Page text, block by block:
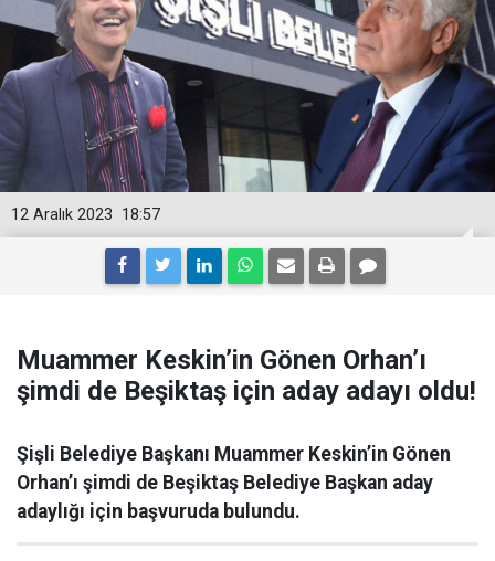
18:57
12 Aralık 2023
Muammer Keskin’in Gönen Orhan’ı
şimdi de Beşiktaş için aday adayı oldu!
Şişli Belediye Başkanı Muammer Keskin’in Gönen
Orhan’ı şimdi de Beşiktaş Belediye Başkan aday
adaylığı için başvuruda bulundu.